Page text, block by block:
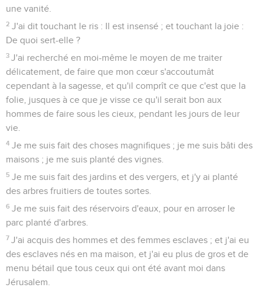
une vanité.
2 J'ai dit touchant le ris : Il est insensé ; et touchant la joie :
De quoi sert-elle ?
3 J'ai recherché en moi-même le moyen de me traiter
délicatement, de faire que mon cœur s'accoutumât
cependant à la sagesse, et qu'il comprît ce que c'est que la
folie, jusques à ce que je visse ce qu'il serait bon aux
hommes de faire sous les cieux, pendant les jours de leur
vie.
4 Je me suis fait des choses magnifiques ; je me suis bâti des
maisons ; je me suis planté des vignes.
5 Je me suis fait des jardins et des vergers, et j'y ai planté
des arbres fruitiers de toutes sortes.
6 Je me suis fait des réservoirs d'eaux, pour en arroser le
parc planté d'arbres.
7 J'ai acquis des hommes et des femmes esclaves ; et j'ai eu
des esclaves nés en ma maison, et j'ai eu plus de gros et de
menu bétail que tous ceux qui ont été avant moi dans
Jérusalem.